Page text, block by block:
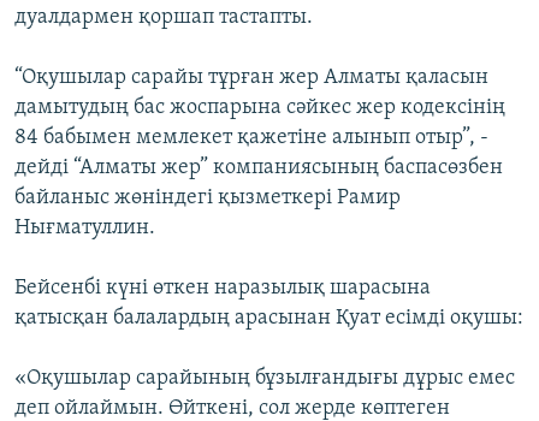
дуалдармен қоршап тастапты.
“Оқушылар сарайы тұрған жер Алматы қаласын
дамытудың бас жоспарына сәйкес жер кодексінің
84 бабымен мемлекет қажетіне алынып отыр”, -
дейді “Алматы жер” компаниясының баспасөзбен
байланыс жөніндегі қызметкері Рамир
Нығматуллин.
Бейсенбі күні өткен наразылық шарасына
қатысқан балалардың арасынан Қуат есімді оқушы:
«Оқушылар сарайының бұзылғандығы дұрыс емес
деп ойлаймын. Өйткені, сол жерде көптеген